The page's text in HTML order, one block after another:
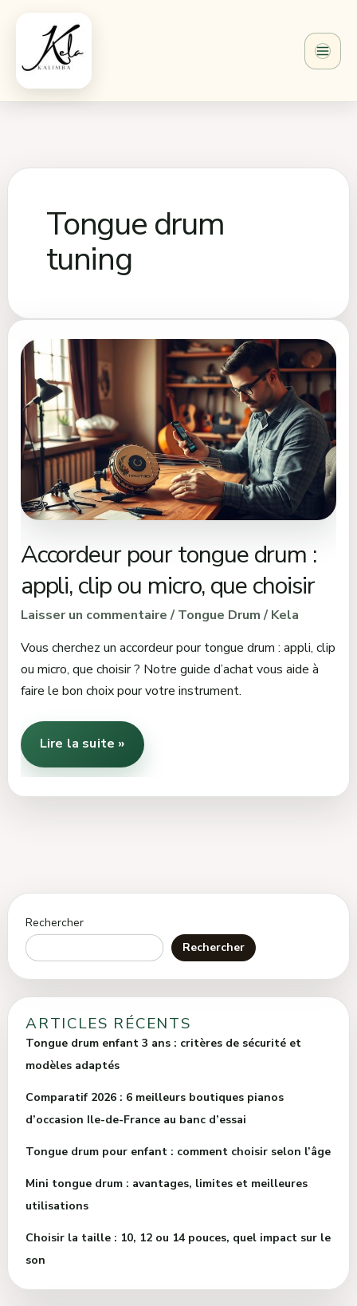
contenu
Tongue drum
tuning
Accordeur pour tongue drum :
appli, clip ou micro, que choisir
Laisser un commentaire /Tongue Drum/Kela
Vous cherchez un accordeur pour tongue drum : appli, clip
ou micro, que choisir ? Notre guide d’achat vous aide à
faire le bon choix pour votre instrument.
Accordeur
pour
tongue
drum
:
appli,
clip
ou
micro,
choisir
Lire la suite »
Rechercher
Rechercher
ARTICLES RÉCENTS
Tongue drum enfant 3 ans : critères de sécurité et
modèles adaptés
Comparatif 2026 : 6 meilleurs boutiques pianos
d’occasion Ile-de-France au banc d’essai
Tongue drum pour enfant : comment choisir selon l’âge
Mini tongue drum : avantages, limites et meilleures
utilisations
Choisir la taille : 10, 12 ou 14 pouces, quel impact sur le
son